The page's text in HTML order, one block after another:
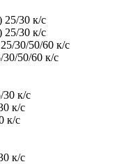
25/30 к/с
25/30 к/с
30/50/60 к/с
30/50/60 к/с
30 к/с
к/с
к/с
к/с